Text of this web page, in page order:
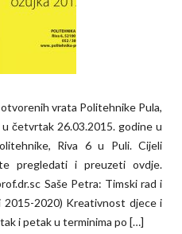
vrata Politehnike Pula,
četvrtak 26.03.2015. godine u
Riva 6 u Puli. Cijeli
pregledati i preuzeti ovdje.
Saše Petra: Timski rad i
2020) Kreativnost djece i
i petak u terminima po […]